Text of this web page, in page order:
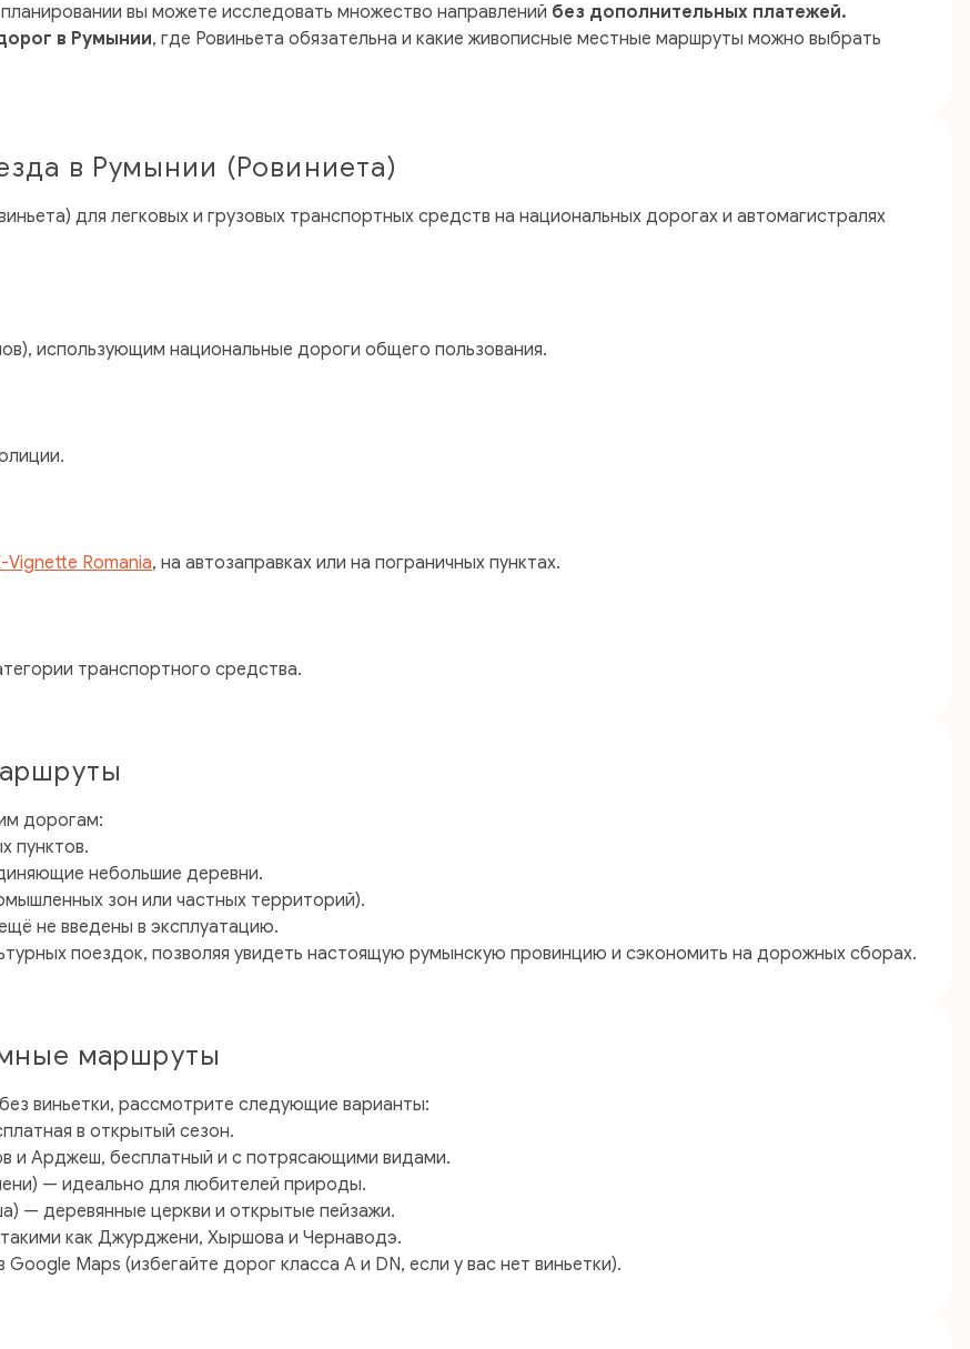
вы можете исследовать множество направлений без дополнительных платежей.
в Румынии, где Ровиньета обязательна и какие живописные местные маршруты можно выбрать
в Румынии (Ровиниета)
для легковых и грузовых транспортных средств на национальных дорогах и автомагистралях
использующим национальные дороги общего пользования.
Vignette Romania, на автозаправках или на пограничных пунктах.
транспортного средства.
дорогам:
пунктов.
небольшие деревни.
зон или частных территорий).
не введены в эксплуатацию.
поездок, позволяя увидеть настоящую румынскую провинцию и сэкономить на дорожных сборах.
маршруты
виньетки, рассмотрите следующие варианты:
в открытый сезон.
и Арджеш, бесплатный и с потрясающими видами.
— идеально для любителей природы.
— деревянные церкви и открытые пейзажи.
как Джурджени, Хыршова и Чернаводэ.
Maps (избегайте дорог класса A и DN, если у вас нет виньетки).